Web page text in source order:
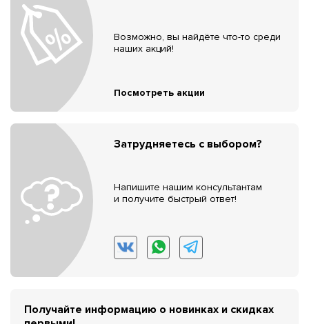
Возможно, вы найдёте что-то среди
наших акций!
Посмотреть акции
Затрудняетесь с выбором?
Напишите нашим консультантам
и получите быстрый ответ!
Получайте информацию о новинках и скидках